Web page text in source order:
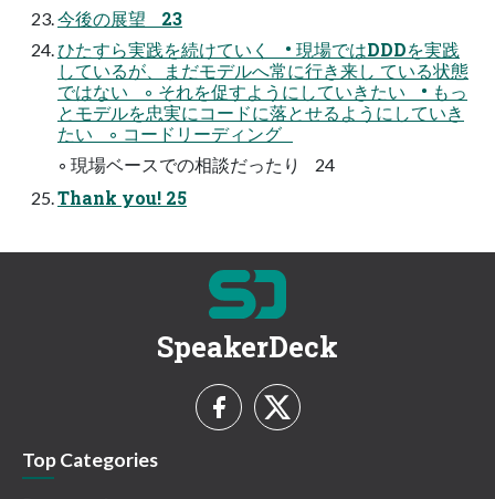
今後の展望 23
ひたすら実践を続けていく • 現場ではDDDを実践
しているが、まだモデルへ常に行き来し ている状態
ではない ◦ それを促すようにしていきたい • もっ
とモデルを忠実にコードに落とせるようにしていき
たい ◦ コードリーディング
◦ 現場ベースでの相談だったり 24
Thank you! 25
SpeakerDeck
Top Categories